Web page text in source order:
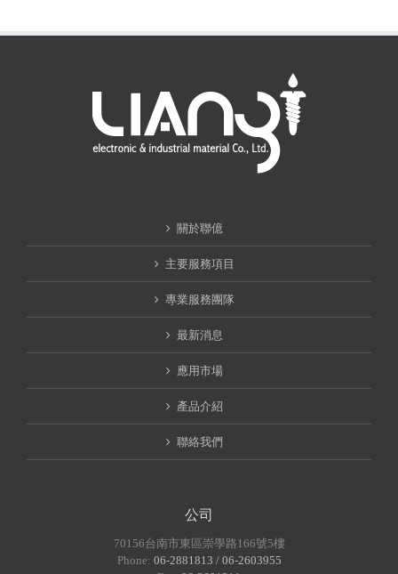
關於聯億
主要服務項目
專業服務團隊
最新消息
應用市場
產品介紹
聯絡我們
公司
70156台南市東區崇學路166號5樓
Phone: 06-2881813 / 06-2603955